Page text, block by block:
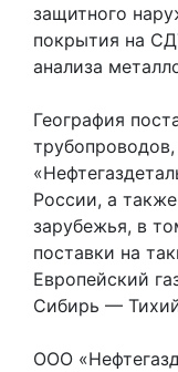
защитного
покрытия на
анализа
География
России, а
зарубежья, в
поставки на
Европейский
Сибирь —
ООО